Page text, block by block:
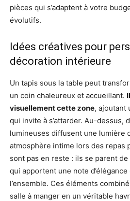
pièces qui s’adaptent à votre
évolutifs.
Idées créatives pour
décoration intérieure
Un tapis sous la table peut
un coin chaleureux et accueillant.
visuellement cette zone, ajoutant
qui invite à s’attarder. Au-dessus,
lumineuses diffusent une lumière
atmosphère intime lors des repas
sont pas en reste : ils se parent
qui apportent une note
l’ensemble. Ces éléments
salle à manger en un véritable